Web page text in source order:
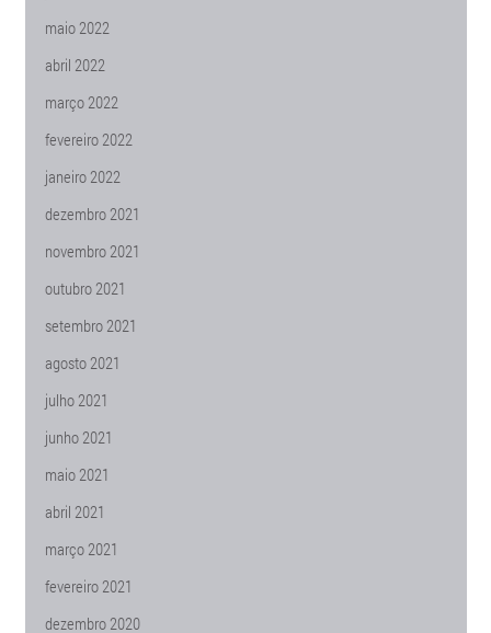
maio 2022
abril 2022
março 2022
fevereiro 2022
janeiro 2022
dezembro 2021
novembro 2021
outubro 2021
setembro 2021
agosto 2021
julho 2021
junho 2021
maio 2021
abril 2021
março 2021
fevereiro 2021
dezembro 2020